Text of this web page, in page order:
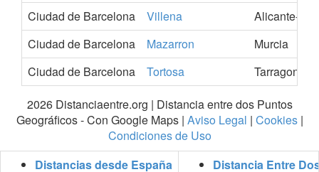
Ciudad de Barcelona
Villena
Alicante-
Ciudad de Barcelona
Mazarron
Murcia
Ciudad de Barcelona
Tortosa
Tarragona
2026 Distanciaentre.org | Distancia entre dos Puntos
Geográficos - Con Google Maps | Aviso Legal | Cookies|
Condiciones de Uso
Distancias desde España
Distancia Entre